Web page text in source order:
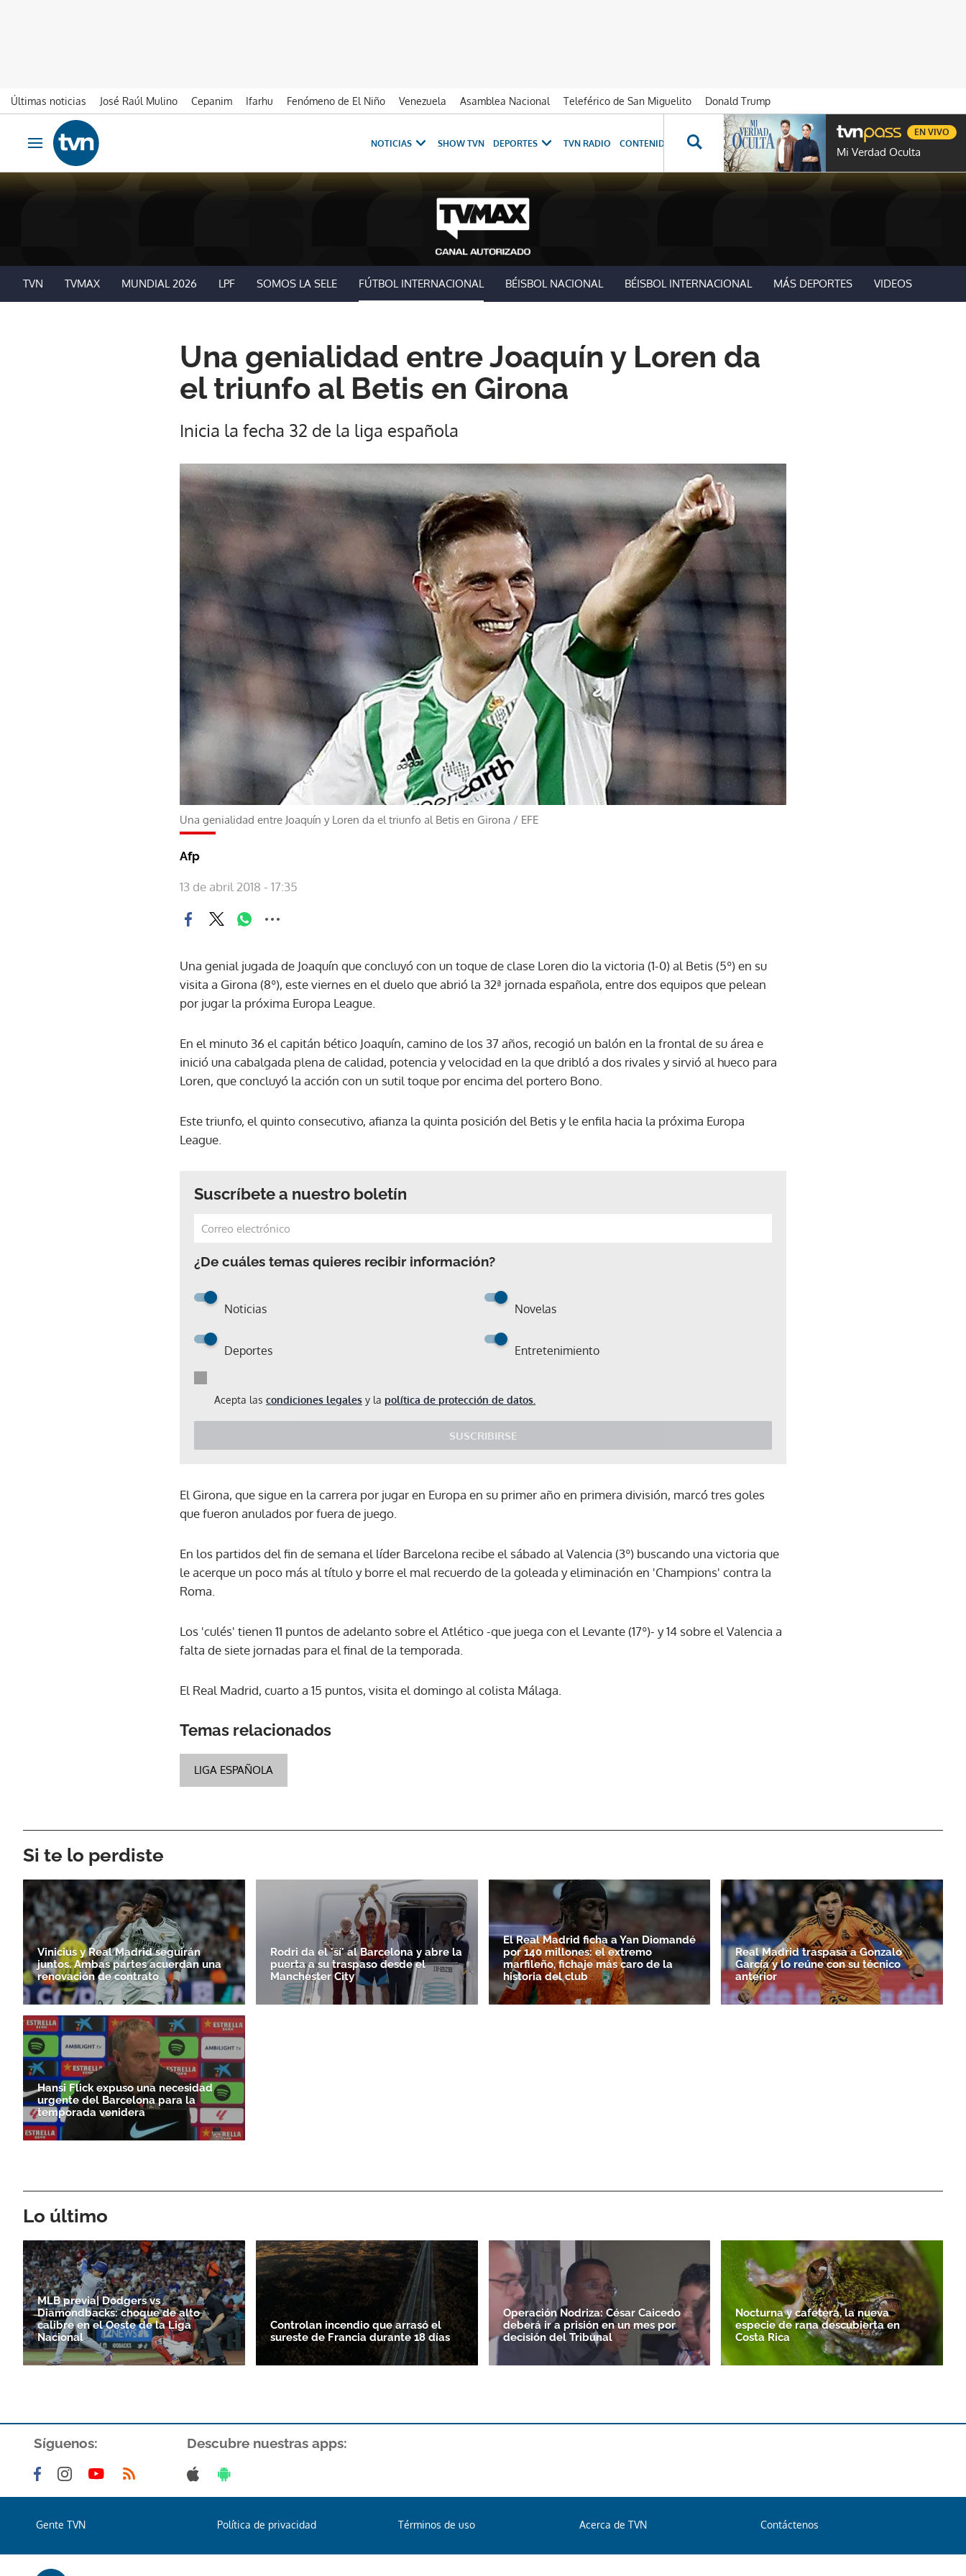
Últimas noticias José Raúl Mulino Cepanim Ifarhu Fenómeno de El Niño Venezuela Asamblea Nacional Teleférico de San Miguelito
Donald Trump
Ir al contenido
Obrir navegació
NOTICIAS SHOW TVN DEPORTES TVN RADIO CONTENIDOS ESPECIALES NOVELAS PROGRAMAS GENTE TVN
Mi Verdad Oculta
EN VIVO
TVN TVMAX MUNDIAL 2026 LPF SOMOS LA SELE FÚTBOL INTERNACIONAL BÉISBOL NACIONAL BÉISBOL INTERNACIONAL MÁS DEPORTES VIDEOS
Una genialidad entre Joaquín y Loren da
el triunfo al Betis en Girona
Inicia la fecha 32 de la liga española
Una genialidad entre Joaquín y Loren da el triunfo al Betis en Girona / EFE
Afp
13 de abril 2018 - 17:35
Una genial jugada de Joaquín que concluyó con un toque de clase Loren dio la victoria (1-0) al Betis (5º) en su
visita a Girona (8º), este viernes en el duelo que abrió la 32ª jornada española, entre dos equipos que pelean
por jugar la próxima Europa League.
En el minuto 36 el capitán bético Joaquín, camino de los 37 años, recogió un balón en la frontal de su área e
inició una cabalgada plena de calidad, potencia y velocidad en la que dribló a dos rivales y sirvió al hueco para
Loren, que concluyó la acción con un sutil toque por encima del portero Bono.
Este triunfo, el quinto consecutivo, afianza la quinta posición del Betis y le enfila hacia la próxima Europa
League.
Suscríbete a nuestro boletín
¿De cuáles temas quieres recibir información?
Noticias Novelas
Deportes Entretenimiento
Acepta las condiciones legales y la política de protección de datos.
SUSCRIBIRSE
El Girona, que sigue en la carrera por jugar en Europa en su primer año en primera división, marcó tres goles
que fueron anulados por fuera de juego.
En los partidos del fin de semana el líder Barcelona recibe el sábado al Valencia (3º) buscando una victoria que
le acerque un poco más al título y borre el mal recuerdo de la goleada y eliminación en 'Champions' contra la
Roma.
Los 'culés' tienen 11 puntos de adelanto sobre el Atlético -que juega con el Levante (17º)- y 14 sobre el Valencia a
falta de siete jornadas para el final de la temporada.
El Real Madrid, cuarto a 15 puntos, visita el domingo al colista Málaga.
Temas relacionados
LIGA ESPAÑOLA
Si te lo perdiste
Vinicius y Real Madrid seguirán
juntos. Ambas partes acuerdan una
renovación de contrato
Rodri da el 'sí' al Barcelona y abre la
puerta a su traspaso desde el
Manchester City
El Real Madrid ficha a Yan Diomandé
por 140 millones: el extremo
marfileño, fichaje más caro de la
historia del club
Real Madrid traspasa a Gonzalo
García y lo reúne con su técnico
anterior
Hansi Flick expuso una necesidad
urgente del Barcelona para la
temporada venidera
Lo último
MLB previa| Dodgers vs
Diamondbacks: choque de alto
calibre en el Oeste de la Liga
Nacional
Controlan incendio que arrasó el
sureste de Francia durante 18 días
Operación Nodriza: César Caicedo
deberá ir a prisión en un mes por
decisión del Tribunal
Nocturna y cafetera, la nueva
especie de rana descubierta en
Costa Rica
Síguenos: Descubre nuestras apps:
Gente TVN Política de privacidad Términos de uso Acerca de TVN Contáctenos